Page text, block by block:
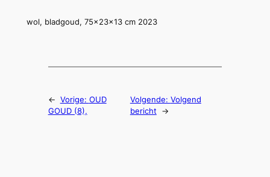
wol, bladgoud, 75x23x13 cm 2023
← Vorige: OUD
GOUD (8),
Volgende: Volgend
bericht
→